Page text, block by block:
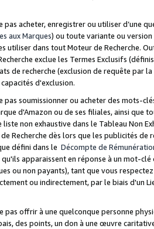
pas acheter, enregistrer ou utiliser d’une
aux Marques) ou toute variante ou
utiliser dans tout Moteur de Recherche.
exclue les Termes Exclusifs
de recherche (exclusion de requête
d'exclusion.
pas soumissionner ou acheter des mots-
d'Amazon ou de ses filiales, ainsi que
non exhaustive dans le Tableau Non
Recherche dès lors que les publicités de
défini dans le Décompte de
apparaissent en réponse à un mot-
ou non payants), tant que vous
ou indirectement, par le biais d'un
pas offrir à une quelconque personne
des points, un don à une œuvre